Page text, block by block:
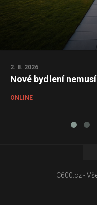
2. 8. 2026
Nové bydlení
ONLINE
C600.cz -